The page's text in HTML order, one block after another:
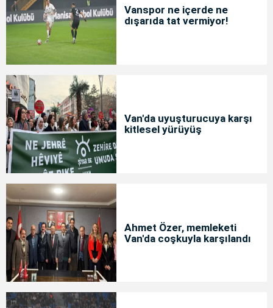
Vanspor ne içerde ne
dışarıda tat vermiyor!
Van'da uyuşturucuya karşı
kitlesel yürüyüş
Ahmet Özer, memleketi
Van'da coşkuyla karşılandı